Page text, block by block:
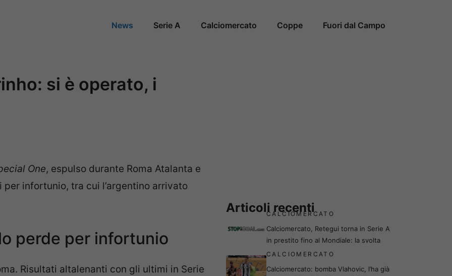
News Serie A Calciomercato Coppe Fuori dal Campo
si è operato, i
One, espulso durante Roma Atalanta e
infortunio, tra cui l’argentino arrivato
perde per infortunio
Risultati altalenanti con gli ultimi in Serie
Articoli recenti
CALCIOMERCATO
Calciomercato, Retegui torna in Serie A
in prestito fino al Mondiale: la svolta
CALCIOMERCATO
Calciomercato: bomba Vlahovic, l’ha già